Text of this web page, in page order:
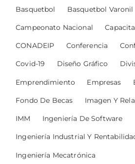
Basquetbol Basquetbol Varonil
Campeonato Nacional
CONADEIP Conferencia
Covid-19 Diseño Gráfico
Emprendimiento Empresas
Fondo De Becas Imagen Y
IMM Ingeniería De Software
Ingeniería Industrial Y
Ingeniería Mecatrónica